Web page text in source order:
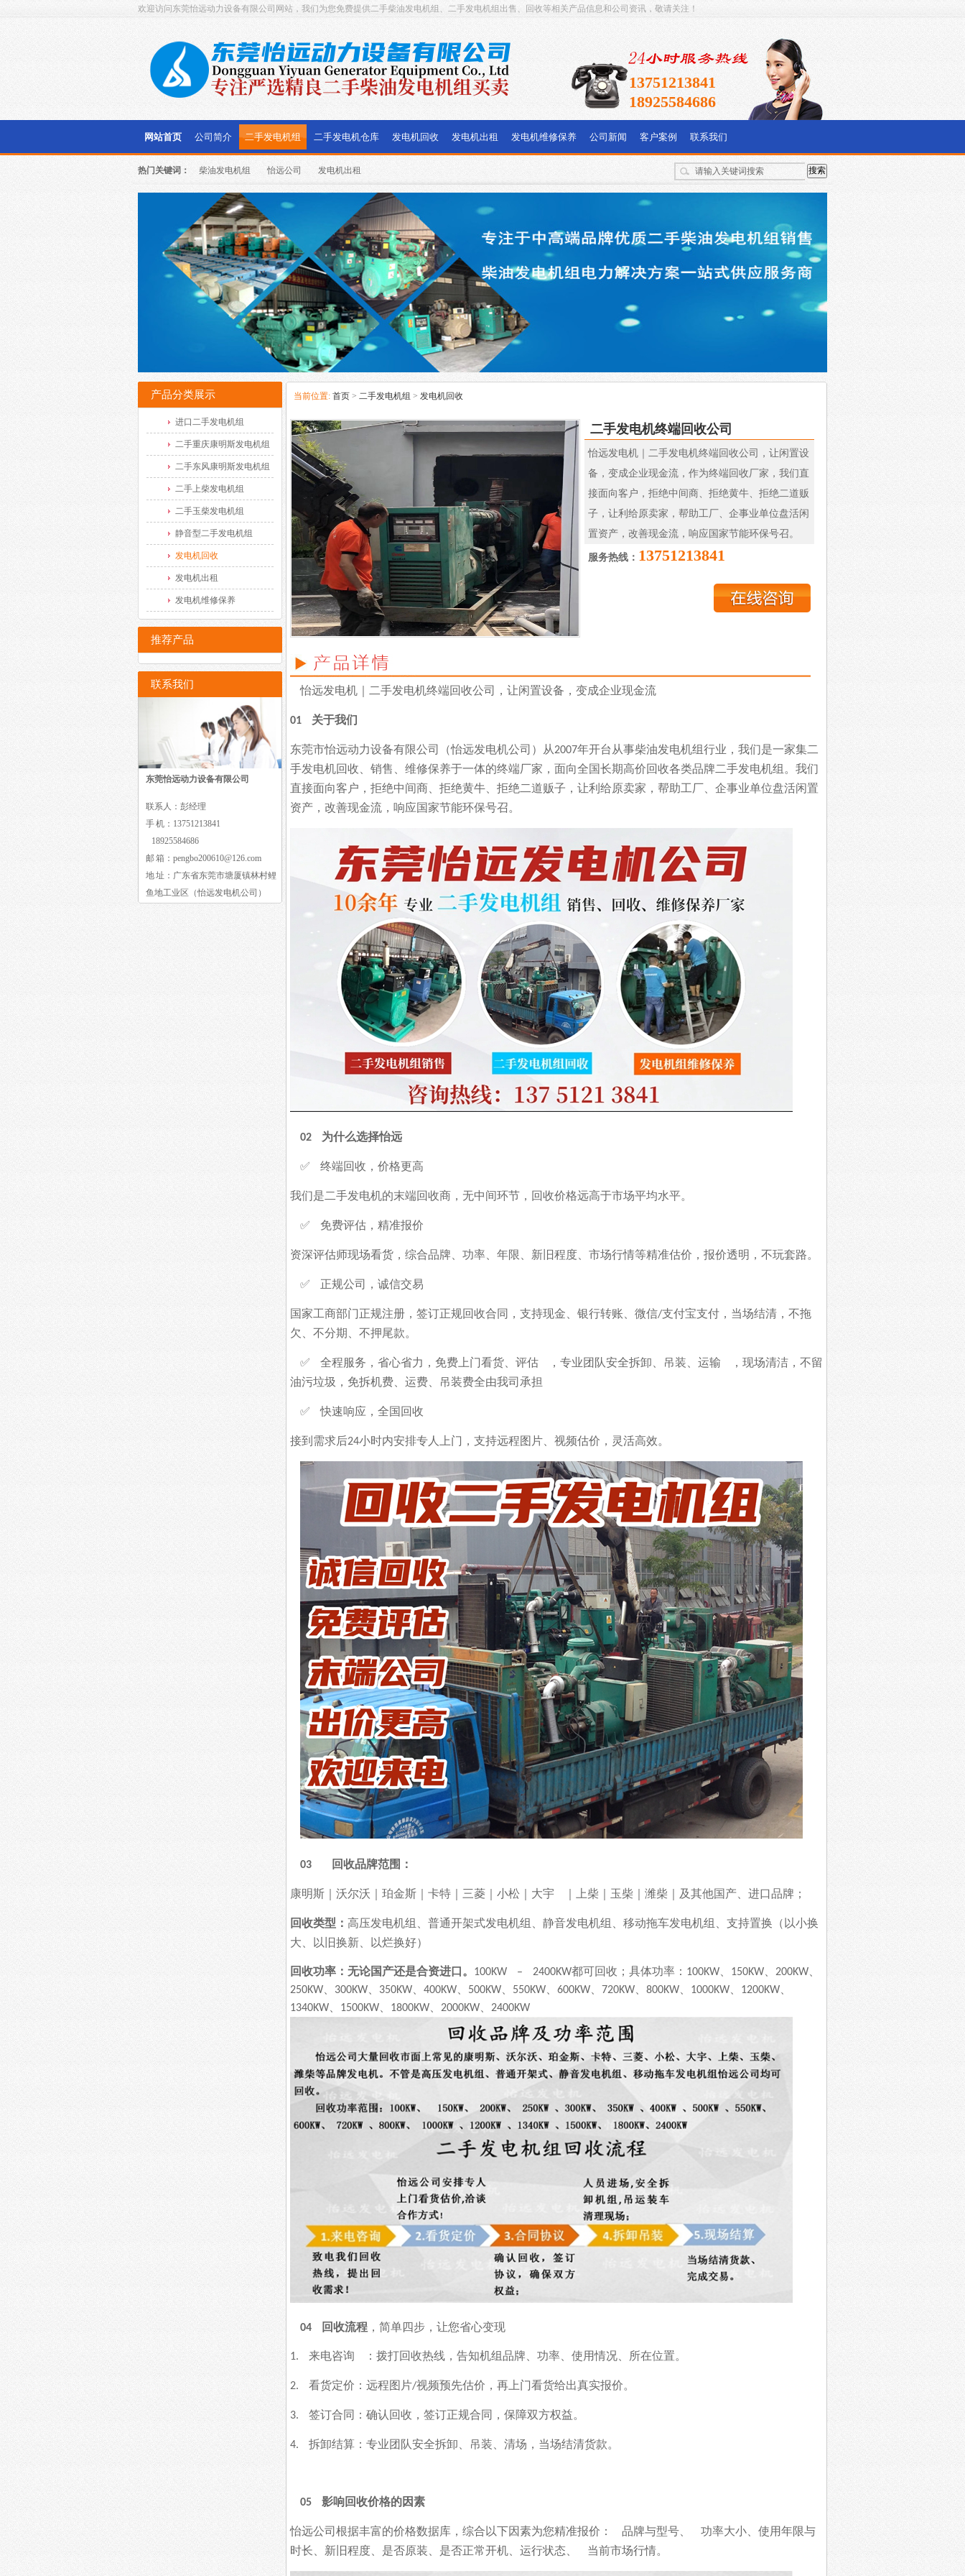
欢迎访问东莞怡远动力设备有限公司网站，我们为您免费提供二手柴油发电机组、二手发电机组出售、回收等相关产品信息和公司资讯，敬请关注！
公司简介
联系我们 网站地图
13751213841
18925584686
网站首页 公司简介 二手发电机组 二手发电机仓库 发电机回收 发电机出租 发电机维修保养 公司新闻 客户案例 联系我们
搜索
热门关键词： 柴油发电机组 怡远公司 发电机出租
产品分类展示
进口二手发电机组
二手重庆康明斯发电机组
二手东风康明斯发电机组
二手上柴发电机组
二手玉柴发电机组
静音型二手发电机组
发电机回收
发电机出租
发电机维修保养
推荐产品
联系我们
东莞怡远动力设备有限公司
联系人：彭经理
手 机：13751213841
18925584686
邮 箱：pengbo200610@126.com
地 址：广东省东莞市塘厦镇林村鲤
鱼地工业区（怡远发电机公司）
当前位置: 首页 > 二手发电机组 > 发电机回收
二手发电机终端回收公司
怡远发电机｜二手发电机终端回收公司，让闲置设
备，变成企业现金流，作为终端回收厂家，我们直
接面向客户，拒绝中间商、拒绝黄牛、拒绝二道贩
子，让利给原卖家，帮助工厂、企事业单位盘活闲
置资产，改善现金流，响应国家节能环保号召。
服务热线： 13751213841
怡远发电机｜二手发电机终端回收公司，让闲置设备，变成企业现金流
01 关于我们
东莞市怡远动力设备有限公司（怡远发电机公司） 从2007年开台从事柴油发电机组行业， 我们是一家集二
手发电机回收、销售、维修保养于一体的终端厂家，面向全国长期高价回收各类品牌二手发电机组。 我们
直接面向客户，拒绝中间商、拒绝黄牛、拒绝二道贩子，让利给原卖家，帮助工厂、企事业单位盘活闲置
资产，改善现金流，响应国家节能环保号召。
02 为什么选择怡远
✅ 终端回收，价格更高
我们是二手发电机的末端回收商，无中间环节，回收价格远高于市场平均水平。
✅ 免费评估，精准报价
资深评估师现场看货，综合品牌、功率、年限、新旧程度、市场行情等精准估价，报价透明，不玩套路。
✅ 正规公司，诚信交易
国家工商部门正规注册，签订正规回收合同，支持现金、银行转账、微信/支付宝支付，当场结清，不拖
欠、不分期、不押尾款。
✅ 全程服务，省心省力 ， 免费上门看货、评估 ， 专业团队安全拆卸、吊装、运输 ， 现场清洁，不留
油污垃圾 ， 免拆机费、运费、吊装费全由我司承担
✅快速响应，全国回收
接到需求后24小时内安排专人上门，支持远程图片、视频估价，灵活高效。
03 回收品牌范围 ：
康明斯｜沃尔沃｜珀金斯｜卡特｜三菱｜小松｜大宇 ｜上柴｜玉柴｜潍柴｜及其他国产、进口品牌 ；
回收类型 ： 高压发电机组 普通开架式发电机组 静音发电机组 移动拖车发电机组 支持置换（以小换
大、以旧换新、以烂换好）
回收功率 ： 无论国产还是合资进口。 100KW – 2400KW都可回收；具体功率： 100KW 150KW 200KW
250KW 300KW 350KW 400KW 500KW 550KW 600KW 720KW 800KW 1000KW 1200KW
1340KW 1500KW 1800KW 2000KW 2400KW
04 回收流程 ， 简单四步，让您省心变现
1. 来电咨询 ： 拨打回收热线，告知机组品牌、功率、使用情况、所在位置。
2. 看货定价 ： 远程图片/视频预先估价， 再 上门看货给出真实报价。
3. 签订合同 ： 确认回收，签订正规合同，保障双方权益。
4. 拆卸结算 ： 专业团队安全拆卸、吊装、清场，当场结清货款。
05 影响回收价格的因素
怡远公司根据丰富的价格数据库，综合以下因素为您精准报价： 品牌与型号、 功率大小
使用年限与
时长
新旧程度、是否原装 是否正常开机、运行状态、 当前市场行情。